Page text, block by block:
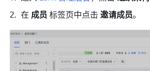
在 成员 标签页中点击 邀请成员。